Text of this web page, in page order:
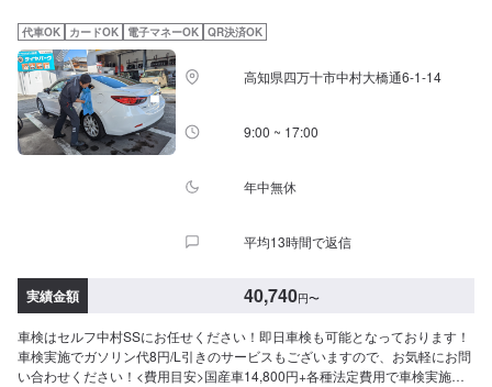
適用で▶︎合計62,050円◆割引について（※併用はできません。）【早期予約
割引】・3ヶ月前・・・3,000円割引・2ヶ月前・・・2,000円割引・1ヶ月
前・・・1,000円割引【リピーター様割引】・5,000円◇注意事項◇・追加交
換等必要な場合は、別途お見積もりご請求させていただきます。・輸入車(レ
クサスを含む)+11,000円・Wタイヤ+22,000円・13年以上経過したお車やエ
コカー減税対象車につきましては、重量税が変動するため上記の価格と違う
場合がございます。・他の割引サービスとの併用は不可となっております。
代車OK カードOK 電子マネーOK QR決済OK
高知県四万十市中村大橋通6-1-14
9:00 ~ 17:00
年中無休
平均13時間で返信
実績金額 40,740円〜
車検はセルフ中村SSにお任せください！即日車検も可能となっております！
車検実施でガソリン代8円/L引きのサービスもございますので、お気軽にお問
い合わせください！<費用目安>国産車14,800円+各種法定費用で車検実施可